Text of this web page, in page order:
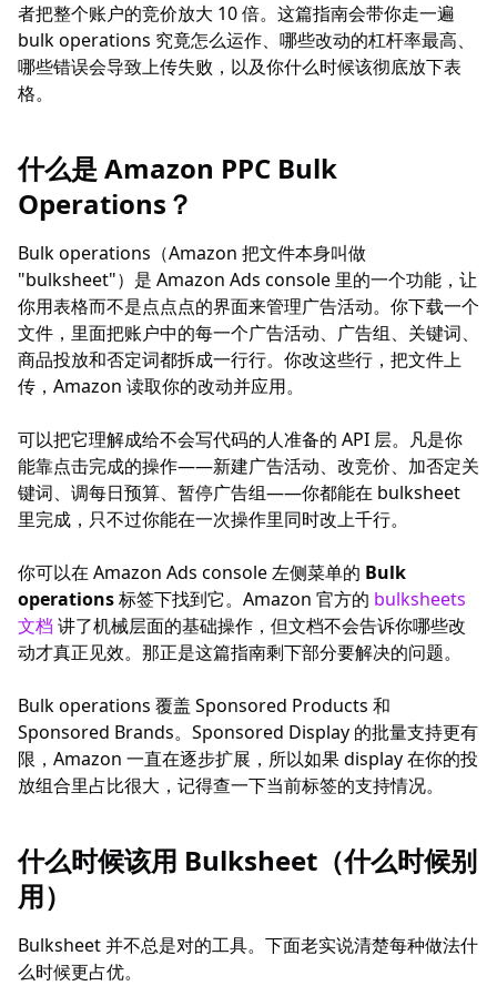
者把整个账户的竞价放大 10 倍。这篇指南会带你走一遍
bulk operations 究竟怎么运作、哪些改动的杠杆率最高、
哪些错误会导致上传失败，以及你什么时候该彻底放下表
格。
什么是 Amazon PPC Bulk
Operations？
Bulk operations（Amazon 把文件本身叫做
"bulksheet"）是 Amazon Ads console 里的一个功能，让
你用表格而不是点点点的界面来管理广告活动。你下载一个
文件，里面把账户中的每一个广告活动、广告组、关键词、
商品投放和否定词都拆成一行行。你改这些行，把文件上
传，Amazon 读取你的改动并应用。
可以把它理解成给不会写代码的人准备的 API 层。凡是你
能靠点击完成的操作——新建广告活动、改竞价、加否定关
键词、调每日预算、暂停广告组——你都能在 bulksheet
里完成，只不过你能在一次操作里同时改上千行。
你可以在 Amazon Ads console 左侧菜单的 Bulk
operations标签下找到它。Amazon 官方的 bulksheets
文档 讲了机械层面的基础操作，但文档不会告诉你哪些改
动才真正见效。那正是这篇指南剩下部分要解决的问题。
Bulk operations 覆盖 Sponsored Products 和
Sponsored Brands。Sponsored Display 的批量支持更有
限，Amazon 一直在逐步扩展，所以如果 display 在你的投
放组合里占比很大，记得查一下当前标签的支持情况。
什么时候该用 Bulksheet（什么时候别
用）
Bulksheet 并不总是对的工具。下面老实说清楚每种做法什
么时候更占优。